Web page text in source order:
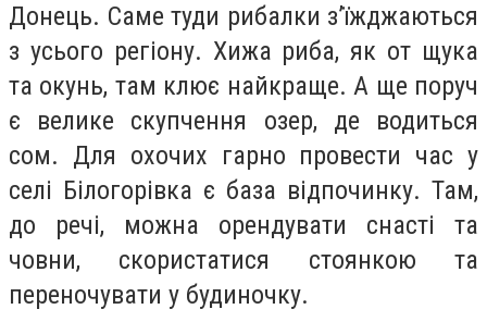
Донець. Саме туди рибалки з’їжджаються
з усього регіону. Хижа риба, як от щука
та окунь, там клює найкраще. А ще поруч
є велике скупчення озер, де водиться
сом. Для охочих гарно провести час у
селі Білогорівка є база відпочинку. Там,
до речі, можна орендувати снасті та
човни, скористатися стоянкою та
переночувати у будиночку.